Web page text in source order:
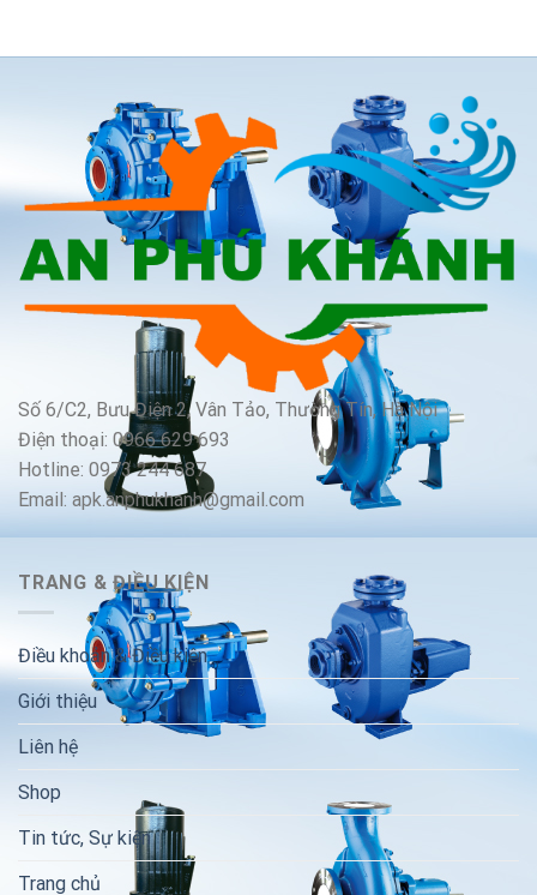
Số 6/C2, Bưu Điện 2, Vân Tảo, Thường Tín, Hà Nội
Điện thoại: 0966 629 693
Hotline: 0973 244 687
Email: apk.anphukhanh@gmail.com
TRANG & ĐIỀU KIỆN
Điều khoản & Điều kiện
Giới thiệu
Liên hệ
Shop
Tin tức, Sự kiện
Trang chủ